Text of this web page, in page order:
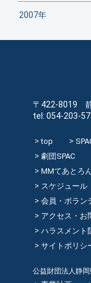
2007年
〒422-8019
tel: 054-203-
top
劇団SPAC
MMてあとろ
スケジュール
会員・ボラン
アクセス・お
ハラスメント
サイトポリシ
公益財団法人静